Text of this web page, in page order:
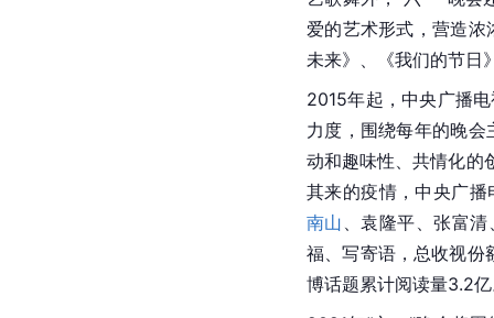
爱的艺术形式，营造
未来》、《我们的节日
2015年起，中央广播电
力度，围绕每年的晚
动和趣味性、共情化的
其来的疫情，中央广播
南山 、袁隆平、张富清
福、写寄语，总收视份
博话题累计阅读量3.2